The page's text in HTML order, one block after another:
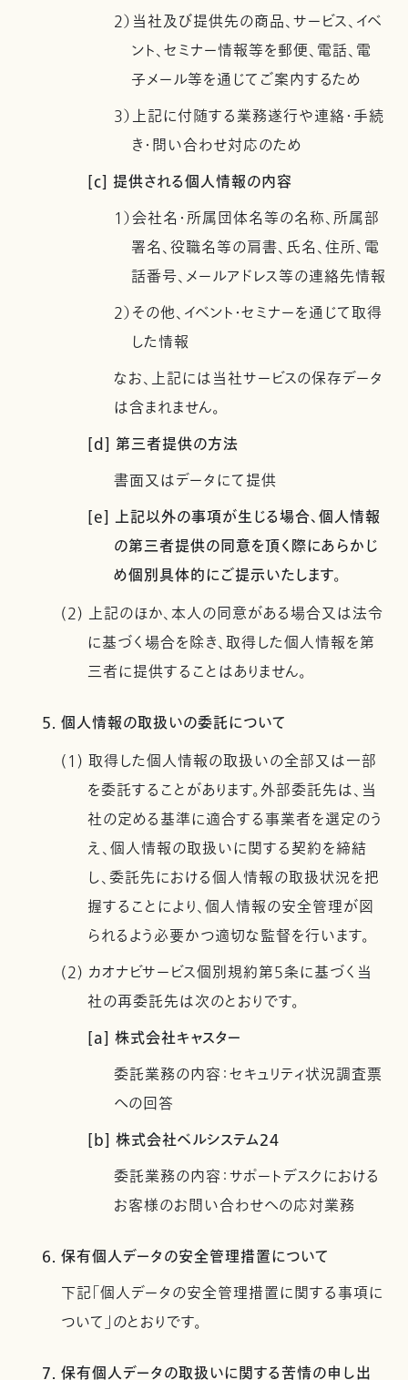
2）当社及び提供先の商品、サービス、イベ
ント、セミナー情報等を郵便、電話、電
子メール等を通じてご案内するため
3）上記に付随する業務遂行や連絡・手続
き・問い合わせ対応のため
[c] 提供される個人情報の内容
1）会社名・所属団体名等の名称、所属部
署名、役職名等の肩書、氏名、住所、電
話番号、メールアドレス等の連絡先情報
2）その他、イベント・セミナーを通じて取得
した情報
なお、上記には当社サービスの保存データ
は含まれません。
[d] 第三者提供の方法
書面又はデータにて提供
[e] 上記以外の事項が生じる場合、個人情報
の第三者提供の同意を頂く際にあらかじ
め個別具体的にご提示いたします。
(2) 上記のほか、本人の同意がある場合又は法令
に基づく場合を除き、取得した個人情報を第
三者に提供することはありません。
5. 個人情報の取扱いの委託について
(1) 取得した個人情報の取扱いの全部又は一部
を委託することがあります。外部委託先は、当
社の定める基準に適合する事業者を選定のう
え、個人情報の取扱いに関する契約を締結
し、委託先における個人情報の取扱状況を把
握することにより、個人情報の安全管理が図
られるよう必要かつ適切な監督を行います。
(2) カオナビサービス個別規約第5条に基づく当
社の再委託先は次のとおりです。
[a] 株式会社キャスター
委託業務の内容：セキュリティ状況調査票
への回答
[b] 株式会社ベルシステム24
委託業務の内容：サポートデスクにおける
お客様のお問い合わせへの応対業務
6. 保有個人データの安全管理措置について
下記「個人データの安全管理措置に関する事項に
ついて」のとおりです。
7. 保有個人データの取扱いに関する苦情の申し出